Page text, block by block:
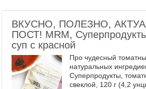
ВКУСНО, ПОЛЕЗНО,
ПОСТ! MRM,
суп с красной
Про чудесный
натуральных
Суперпродукты,
свеклой, 120 г (4,2